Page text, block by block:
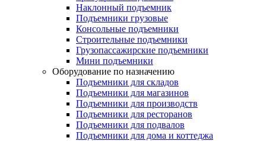
Наклонный подъемник
Подъемники грузовые
Консольные подъемники
Строительные подъемники
Грузопассажирские подъемники
Мини подъемники
Оборудование по назначению
Подъемники для складов
Подъемники для магазинов
Подъемники для производств
Подъемники для ресторанов
Подъемники для подвалов
Подъемники для дома и коттеджа